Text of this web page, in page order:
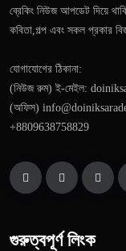
ব্রেকিং নিউজ আপডেট দিয়ে
কবিতা,গল্প এবং সকল প্রকার
যোগাযোগের ঠিকানা:
(নিউজ রুম) ই-মেইল:
(অফিস)
+8809638758829
গুরুত্বপূর্ণ লিংক